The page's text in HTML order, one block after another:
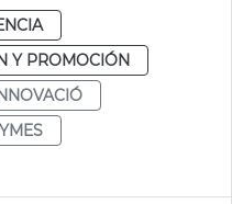
Y PROMOCIÓN